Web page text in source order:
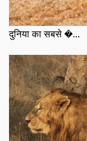
दुनिया का सबसे �...